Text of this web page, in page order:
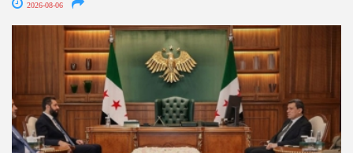
2026-08-06